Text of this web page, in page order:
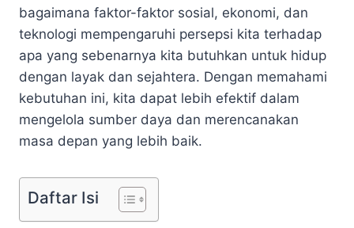
bagaimana faktor-faktor sosial, ekonomi, dan
teknologi mempengaruhi persepsi kita terhadap
apa yang sebenarnya kita butuhkan untuk hidup
dengan layak dan sejahtera. Dengan memahami
kebutuhan ini, kita dapat lebih efektif dalam
mengelola sumber daya dan merencanakan
masa depan yang lebih baik.
Daftar Isi